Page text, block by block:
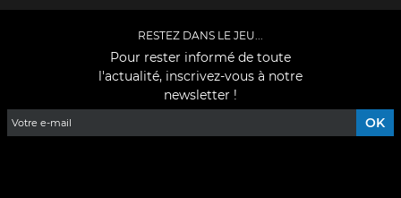
RESTEZ DANS LE JEU...
Pour rester informé de toute
l'actualité, inscrivez-vous à notre
newsletter !